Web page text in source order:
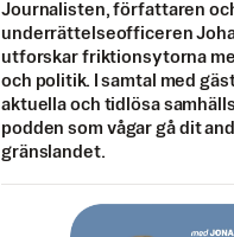
Journalisten, författaren
underrättelseofficeren
utforskar friktionsytorna
och politik. I samtal med
aktuella och tidlösa
podden som vågar gå dit
gränslandet.